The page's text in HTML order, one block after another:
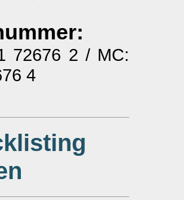
72676 2 / MC:
4